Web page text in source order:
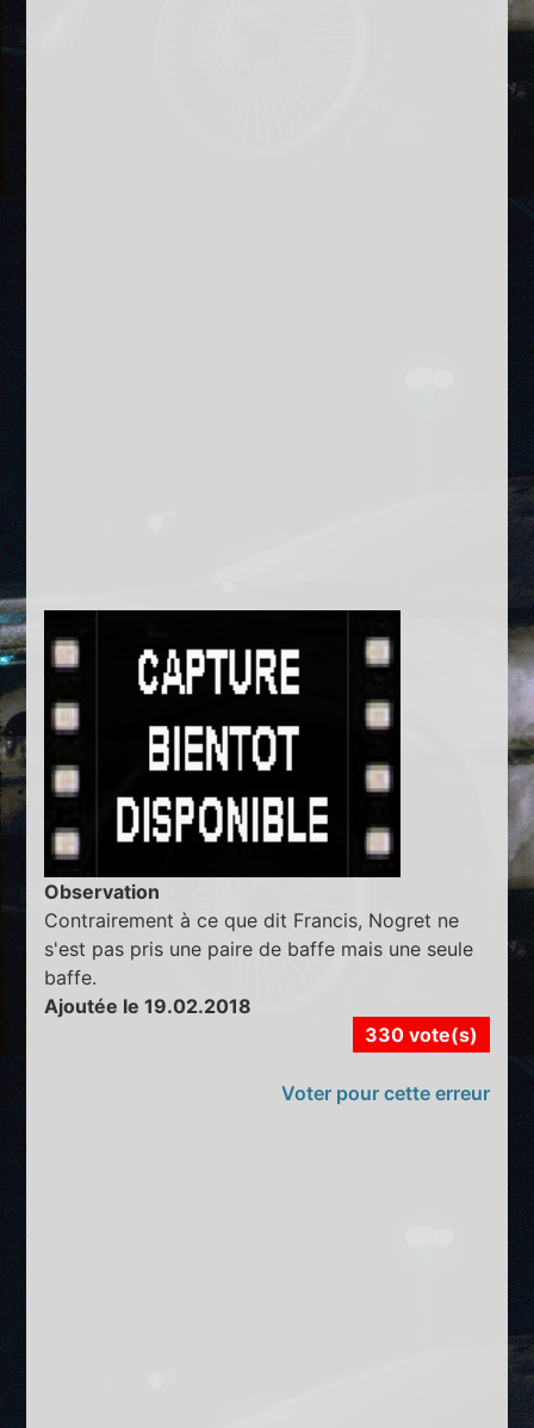
Observation
Contrairement à ce que dit Francis, Nogret ne
s'est pas pris une paire de baffe mais une seule
baffe.
Ajoutée le 19.02.2018
330 vote(s)
Voter pour cette erreur